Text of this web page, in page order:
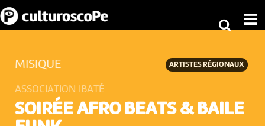
ARTISTES RÉGIONAUX
MISIQUE
ASSOCIATION IBATÉ
SOIRÉE AFRO BEATS & BAILE